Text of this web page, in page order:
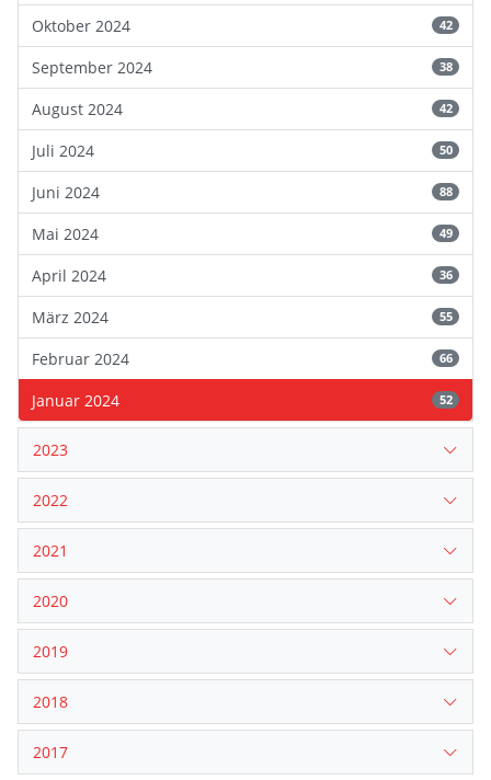
Oktober 2024 42
September 2024 38
August 2024 42
Juli 2024 50
Juni 2024 88
Mai 2024 49
April 2024 36
März 2024 55
Februar 2024 66
Januar 2024 52
2023
2022
2021
2020
2019
2018
2017